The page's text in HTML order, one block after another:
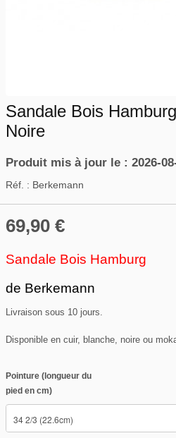
Sandale Bois
Noire
Produit mis à jour le : 2026-
Réf. : Berkemann
69,90 €
Sandale Bois Hamburg
de Berkemann
Livraison sous 10 jours.
Disponible en cuir, blanche, noire ou
Pointure (longueur du
pied en cm)